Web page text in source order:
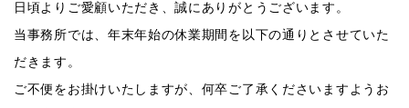
日頃よりご愛顧いただき、誠にありがとうございます。
当事務所では、年末年始の休業期間を以下の通りとさせていた
だきます。
ご不便をお掛けいたしますが、何卒ご了承くださいますようお